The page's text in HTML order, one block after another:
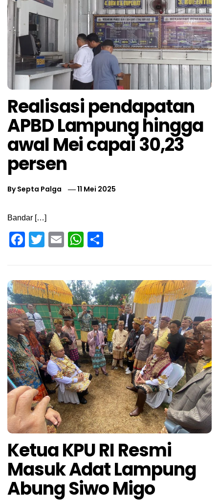
Realisasi pendapatan
APBD Lampung hingga
awal Mei capai 30,23
persen
BySepta Palga 11 Mei 2025
Bandar […]
Facebook
Twitter
EmailWhatsApp
Ketua KPU RI Resmi
Masuk Adat Lampung
Abung Siwo Migo